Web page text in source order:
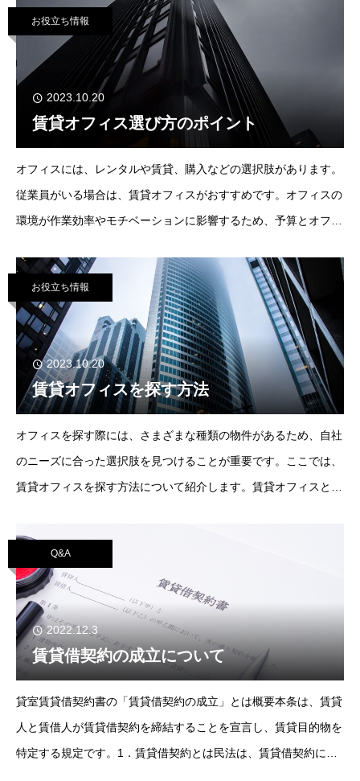
に、共用部分の面積（トイ
お役立ち情報
2023.10.20
賃貸オフィス選び方のポイント
オフィスには、レンタルや賃貸、購入などの選択肢があります。
従業員がいる場合は、賃貸オフィスがおすすめです。オフィスの
環境が作業効率やモチベーションに影響するため、予算とオフィ
期費用として、敷金・礼金・仲介手数料・
お役立ち情報
2023.10.20
賃貸オフィスを探す方法
オフィスを探す際には、さまざまな種類の物件があるため、自社
のニーズに合った選択肢を見つけることが重要です。ここでは、
賃貸オフィスを探す方法について紹介します。賃貸オフィスとは
料を支払い、スペースの一部を借
Q&A
2022.12.3
賃貸借契約の成立について
貸室賃貸借契約書の「賃貸借契約の成立」とは概要本条は、賃貸
人と賃借人が賃貸借契約を締結することを宣言し、賃貸目的物を
特定する規定です。1．賃貸借契約とは民法は、賃貸借契約につ